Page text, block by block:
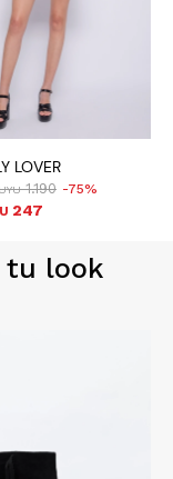
LOVER
1.190 75
247
tu look